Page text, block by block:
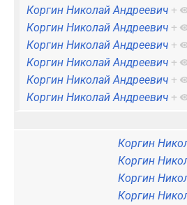
Коргин Николай Андреевич +
Коргин Николай Андреевич +
Коргин Николай Андреевич +
Коргин Николай Андреевич +
Коргин Николай Андреевич +
Коргин Николай Андреевич +
Коргин
Коргин
Коргин
Коргин